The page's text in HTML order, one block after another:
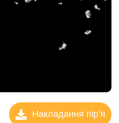
Накладання пір'я